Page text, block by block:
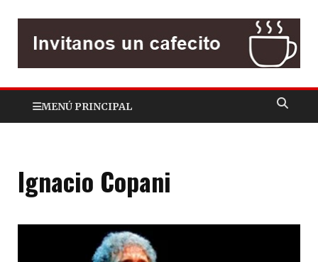
MENÚ PRINCIPAL
Ignacio Copani